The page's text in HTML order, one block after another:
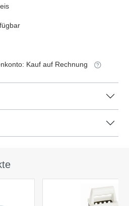
Kauf auf Rechnung